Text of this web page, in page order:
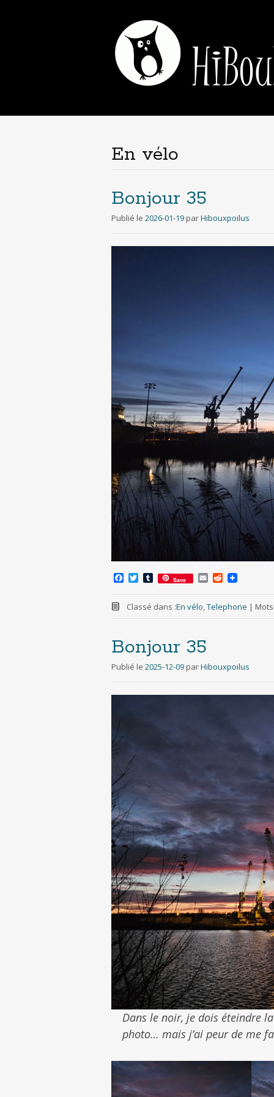
En vélo
Bonjour 35
Publié le 2026-01-19 parHibouxpoilus
c
e
b
k
T
i
t
t
T
u
m
b
l
Save E
a
i
l
R
d
d
i
Classé dans :En vélo Telephone |
Bonjour 35
Publié le 2025-12-09 parHibouxpoilus
Dans le noir, je dois éteindre
photo… mais j’ai peur de me